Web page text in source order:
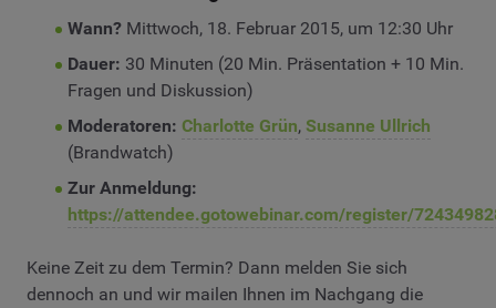
Wann?Mittwoch, 18. Februar 2015, um 12:30 Uhr
Dauer: 30 Minuten (20 Min. Präsentation + 10 Min.
Fragen und Diskussion)
Moderatoren: Charlotte Grün, Susanne Ullrich
(Brandwatch)
Zur Anmeldung:
https://attendee.gotowebinar.com/register/
Keine Zeit zu dem Termin? Dann melden Sie sich
dennoch an und wir mailen Ihnen im Nachgang die